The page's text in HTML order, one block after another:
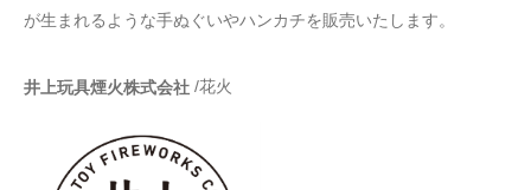
が生まれるような手ぬぐいやハンカチを販売いたします。
井上玩具煙火株式会社 /花火